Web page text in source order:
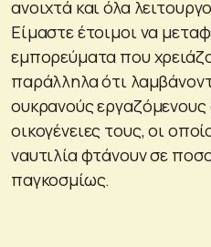
ανοιχτά και όλα
Είμαστε έτοιμοι να
εμπορεύματα που
παράλληλα ότι
ουκρανούς εργαζόμενους
οικογένειες τους, οι
ναυτιλία φτάνουν σε
παγκοσμίως.